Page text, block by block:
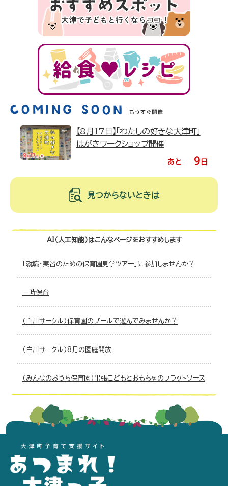
【8月17日】「わたしの好きな大津町」
はがきワークショップ開催
あと 9 日
見つからないときは
AI（人工知能）はこんなページをおすすめします
「就職・実習のための保育園見学ツアー」に参加しませんか？
一時保育
（白川サークル）保育園のプールで遊んでみませんか？
（白川サークル）8月の園庭開放
（みんなのおうち保育園）出張こどもとおもちゃのフラットソース